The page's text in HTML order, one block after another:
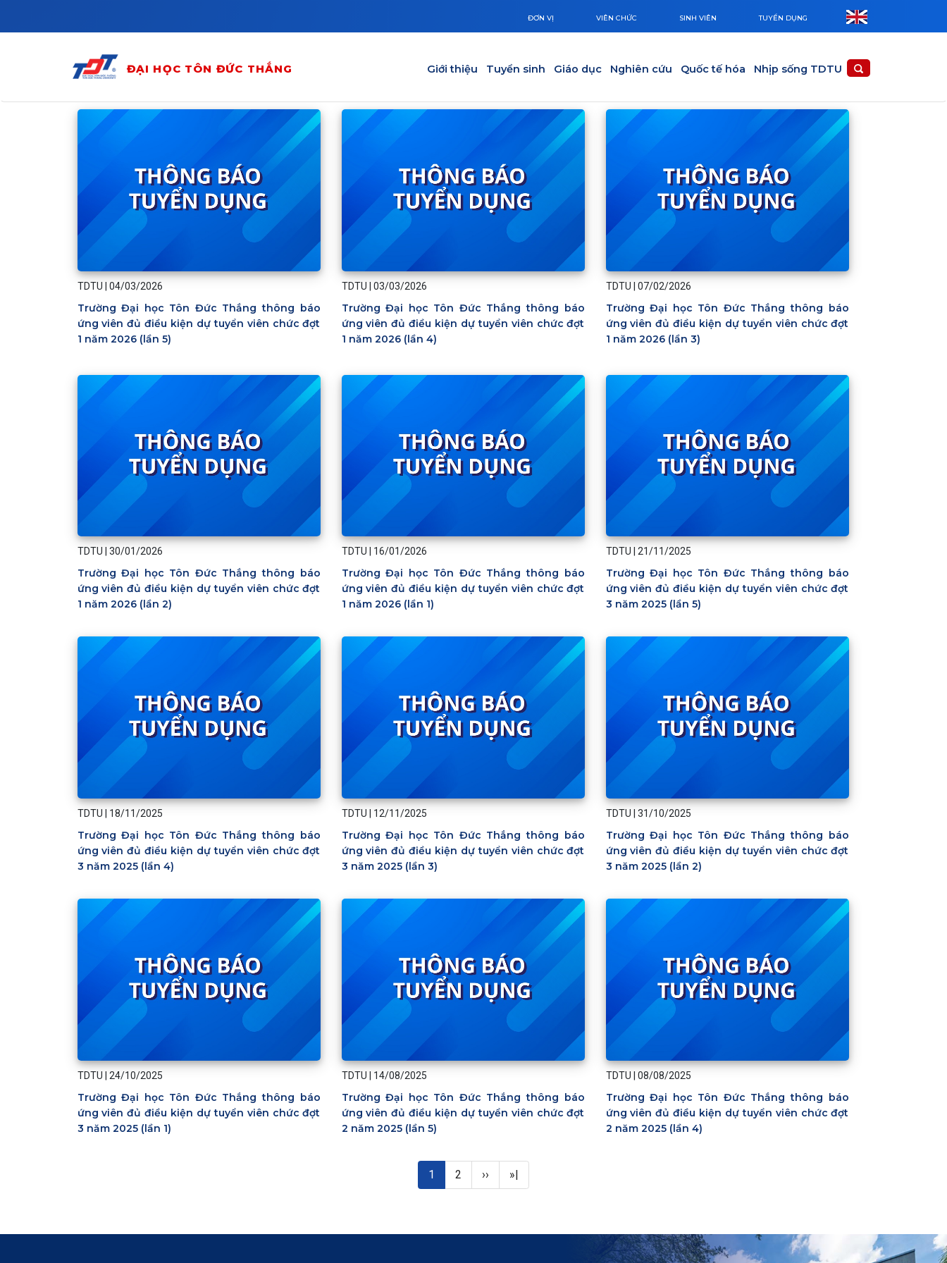
ĐƠN VỊ VIÊN CHỨC SINH VIÊN TUYỂN DỤNG
ĐẠI HỌC TÔN ĐỨC THẮNG Giới thiệu Tuyển sinh Giáo dục Nghiên cứu Quốc tế hóa Nhịp sống TDTU
TDTU 04/03/2026
Trường Đại học Tôn Đức Thắng thông báo
ứng viên đủ điều kiện dự tuyển viên chức đợt
1 năm 2026 (lần 5)
TDTU 03/03/2026
Trường Đại học Tôn Đức Thắng thông báo
ứng viên đủ điều kiện dự tuyển viên chức đợt
1 năm 2026 (lần 4)
TDTU 07/02/2026
Trường Đại học Tôn Đức Thắng thông báo
ứng viên đủ điều kiện dự tuyển viên chức đợt
1 năm 2026 (lần 3)
TDTU 30/01/2026
Trường Đại học Tôn Đức Thắng thông báo
ứng viên đủ điều kiện dự tuyển viên chức đợt
1 năm 2026 (lần 2)
TDTU 16/01/2026
Trường Đại học Tôn Đức Thắng thông báo
ứng viên đủ điều kiện dự tuyển viên chức đợt
1 năm 2026 (lần 1)
TDTU 21/11/2025
Trường Đại học Tôn Đức Thắng thông báo
ứng viên đủ điều kiện dự tuyển viên chức đợt
3 năm 2025 (lần 5)
TDTU 18/11/2025
Trường Đại học Tôn Đức Thắng thông báo
ứng viên đủ điều kiện dự tuyển viên chức đợt
3 năm 2025 (lần 4)
TDTU 12/11/2025
Trường Đại học Tôn Đức Thắng thông báo
ứng viên đủ điều kiện dự tuyển viên chức đợt
3 năm 2025 (lần 3)
TDTU 31/10/2025
Trường Đại học Tôn Đức Thắng thông báo
ứng viên đủ điều kiện dự tuyển viên chức đợt
3 năm 2025 (lần 2)
TDTU 24/10/2025
Trường Đại học Tôn Đức Thắng thông báo
ứng viên đủ điều kiện dự tuyển viên chức đợt
3 năm 2025 (lần 1)
TDTU 14/08/2025
Trường Đại học Tôn Đức Thắng thông báo
ứng viên đủ điều kiện dự tuyển viên chức đợt
2 năm 2025 (lần 5)
TDTU 08/08/2025
Trường Đại học Tôn Đức Thắng thông báo
ứng viên đủ điều kiện dự tuyển viên chức đợt
2 năm 2025 (lần 4)
Trang hiện thời
1 Page
2 Next page
›› Last page
»|